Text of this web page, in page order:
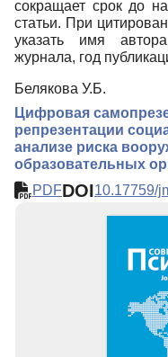
Препринты
Подписка
сокращает срок до
статьи. При
указать имя
журнала, год
Белякова У.Б.
Цифровая
репрезентации
анализе риска
образовательных
PDFDOI10.17759/